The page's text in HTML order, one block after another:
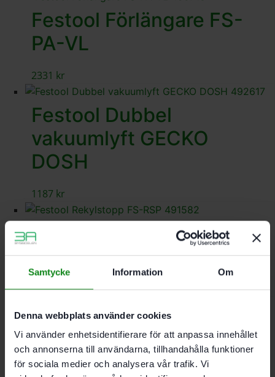
Samtycke Information Om
Denna webbplats använder cookies
Vi använder enhetsidentifierare för att anpassa innehållet
och annonserna till användarna, tillhandahålla funktioner
för sociala medier och analysera vår trafik. Vi
Festool Förlängare FS-
PA-VL
2331 kr
Festool Dubbel
vakuumlyft GECKO
DOSH
1187 kr
Festool Rekylstopp FS-
RSP
300kr
Festool Glidbeläggning
FS-GB 10M